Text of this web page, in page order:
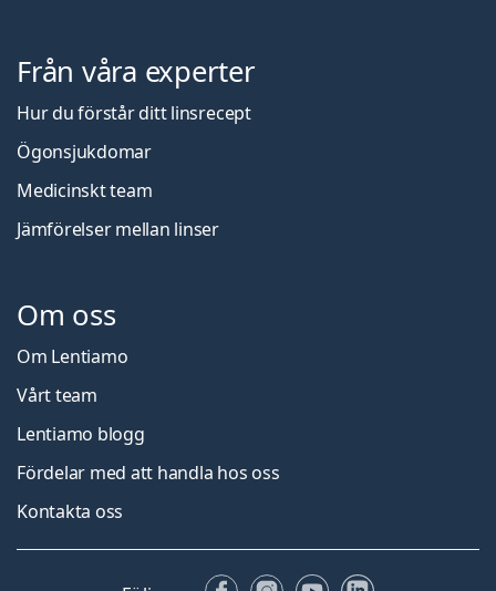
Från våra experter
Hur du förstår ditt linsrecept
Ögonsjukdomar
Medicinskt team
Jämförelser mellan linser
Om oss
Om Lentiamo
Vårt team
Lentiamo blogg
Fördelar med att handla hos oss
Kontakta oss
FacebookInstagram
YouTubeLinkedIn